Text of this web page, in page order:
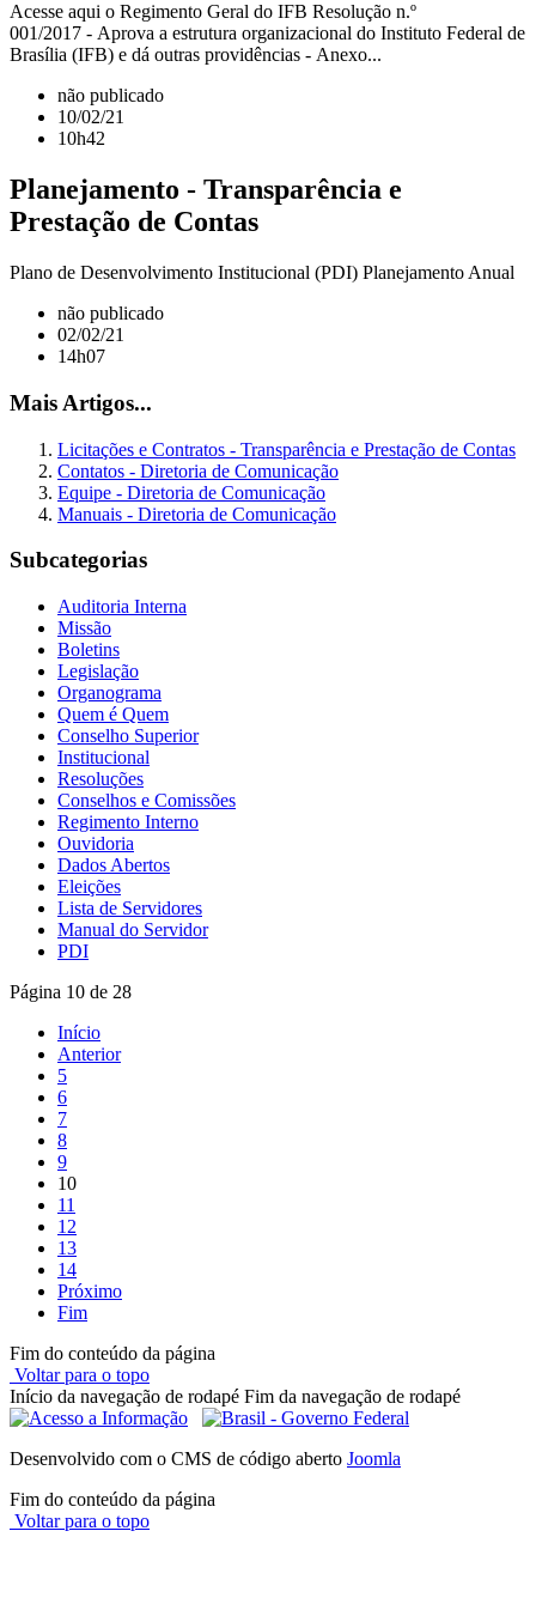
Acesse aqui o Regimento Geral do IFB Resolução n.º
001/2017 - Aprova a estrutura organizacional do Instituto Federal de
Brasília (IFB) e dá outras providências - Anexo...
não publicado
10/02/21
10h42
Planejamento - Transparência e
Prestação de Contas
Plano de Desenvolvimento Institucional (PDI) Planejamento Anual
não publicado
02/02/21
14h07
Mais Artigos...
Licitações e Contratos - Transparência e Prestação de Contas
Contatos - Diretoria de Comunicação
Equipe - Diretoria de Comunicação
Manuais - Diretoria de Comunicação
Subcategorias
Auditoria Interna
Missão
Boletins
Legislação
Organograma
Quem é Quem
Conselho Superior
Institucional
Resoluções
Conselhos e Comissões
Regimento Interno
Ouvidoria
Dados Abertos
Eleições
Lista de Servidores
Manual do Servidor
PDI
Página 10 de 28
Início
Anterior
5
6
7
8
9
10
11
12
13
14
Próximo
Fim
Fim do conteúdo da página
Voltar para o topo
Início da navegação de rodapé Fim da navegação de rodapé
Desenvolvido com o CMS de código aberto Joomla
Fim do conteúdo da página
Voltar para o topo